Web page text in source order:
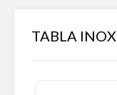
TABLA INOX